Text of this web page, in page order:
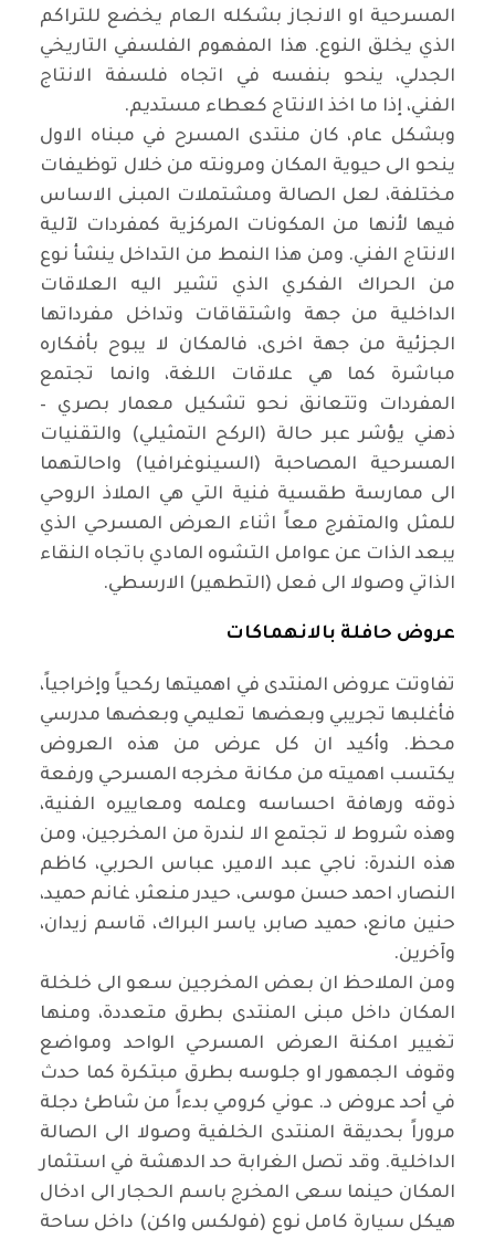
المسرحية او الانجاز بشكله العام يخضع للتراكم
الذي يخلق النوع. هذا المفهوم الفلسفي التاريخي
الجدلي، ينحو بنفسه في اتجاه فلسفة الانتاج
الفني، إذا ما اخذ الانتاج كعطاء مستديم.
وبشكل عام، كان منتدى المسرح في مبناه الاول
ينحو الى حيوية المكان ومرونته من خلال توظيفات
مختلفة، لعل الصالة ومشتملات المبنى الاساس
فيها لأنها من المكونات المركزية كمفردات لآلية
الانتاج الفني. ومن هذا النمط من التداخل ينشأ نوع
من الحراك الفكري الذي تشير اليه العلاقات
الداخلية من جهة واشتقاقات وتداخل مفرداتها
الجزئية من جهة اخرى، فالمكان لا يبوح بأفكاره
مباشرة كما هي علاقات اللغة، وانما تجتمع
المفردات وتتعانق نحو تشكيل معمار بصري –
ذهني يؤشر عبر حالة (الركح التمثيلي) والتقنيات
المسرحية المصاحبة (السينوغرافيا) واحالتهما
الى ممارسة طقسية فنية التي هي الملاذ الروحي
للمثل والمتفرج معاً اثناء العرض المسرحي الذي
يبعد الذات عن عوامل التشوه المادي باتجاه النقاء
الذاتي وصولا الى فعل (التطهير) الارسطي.
عروض حافلة بالانهماكات
تفاوتت عروض المنتدى في اهميتها ركحياً وإخراجياً،
فأغلبها تجريبي وبعضها تعليمي وبعضها مدرسي
محظ. وأكيد ان كل عرض من هذه العروض
يكتسب اهميته من مكانة مخرجه المسرحي ورفعة
ذوقه ورهافة احساسه وعلمه ومعاييره الفنية،
وهذه شروط لا تجتمع الا لندرة من المخرجين، ومن
هذه الندرة: ناجي عبد الامير، عباس الحربي، كاظم
النصار، احمد حسن موسى، حيدر منعثر، غانم حميد،
حنين مانع، حميد صابر، ياسر البراك، قاسم زيدان،
وآخرين.
ومن الملاحظ ان بعض المخرجين سعو الى خلخلة
المكان داخل مبنى المنتدى بطرق متعددة، ومنها
تغيير امكنة العرض المسرحي الواحد ومواضع
وقوف الجمهور او جلوسه بطرق مبتكرة كما حدث
في أحد عروض د. عوني كرومي بدءاً من شاطئ دجلة
مروراً بحديقة المنتدى الخلفية وصولا الى الصالة
الداخلية. وقد تصل الغرابة حد الدهشة في استثمار
المكان حينما سعى المخرج باسم الحجار الى ادخال
هيكل سيارة كامل نوع (فولكس واكن) داخل ساحة